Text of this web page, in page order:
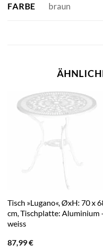
FARBE braun
Tisch »Lugano«, ØxH: 70 x
cm, Tischplatte: Aluminium
weiss
87,99€